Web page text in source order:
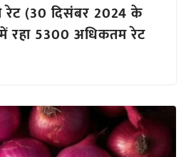
रेट (30 दिसंबर 2024 के
रहा 5300 अधिकतम रेट